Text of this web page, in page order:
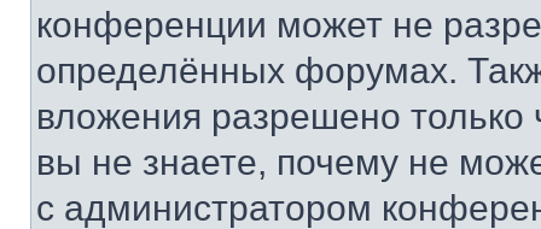
конференции может не
определённых форумах.
вложения разрешено
вы не знаете, почему не
с администратором